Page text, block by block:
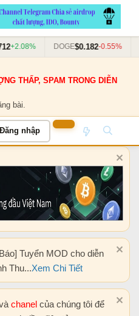
+2.08% DOGE$0.182-0.55%
THẤP, SPAM TRONG DIỄN
bài.
Đăng nhập
Tuyển MOD cho diễn
Thu...Xem Chi Tiết
chanel của chúng tôi để